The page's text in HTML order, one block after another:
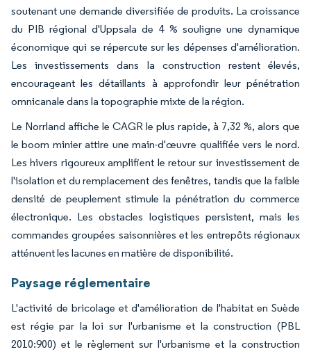
soutenant une demande diversifiée de produits. La croissance
du PIB régional d'Uppsala de 4 % souligne une dynamique
économique qui se répercute sur les dépenses d'amélioration.
Les investissements dans la construction restent élevés,
encourageant les détaillants à approfondir leur pénétration
omnicanale dans la topographie mixte de la région.
Le Norrland affiche le CAGR le plus rapide, à 7,32 %, alors que
le boom minier attire une main-d'œuvre qualifiée vers le nord.
Les hivers rigoureux amplifient le retour sur investissement de
l'isolation et du remplacement des fenêtres, tandis que la faible
densité de peuplement stimule la pénétration du commerce
électronique. Les obstacles logistiques persistent, mais les
commandes groupées saisonnières et les entrepôts régionaux
atténuent les lacunes en matière de disponibilité.
Paysage réglementaire
L'activité de bricolage et d'amélioration de l'habitat en Suède
est régie par la loi sur l'urbanisme et la construction (PBL
2010:900) et le règlement sur l'urbanisme et la construction